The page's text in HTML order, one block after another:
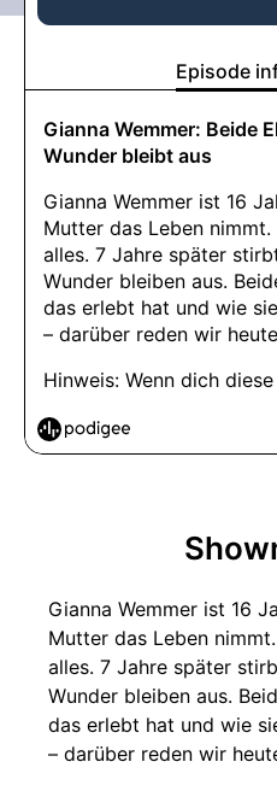
Gianna Wemmer ist 16
Mutter das Leben
alles. 7 Jahre später
Wunder bleiben aus.
das erlebt hat und wie
– darüber reden wir